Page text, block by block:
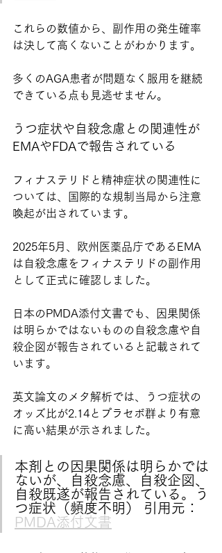
これらの数値から、副作用の発生確率
は決して高くないことがわかります。
多くのAGA患者が問題なく服用を継続
できている点も見逃せません。
うつ症状や自殺念慮との関連性が
EMAやFDAで報告されている
フィナステリドと精神症状の関連性に
ついては、国際的な規制当局から注意
喚起が出されています。
2025年5月、欧州医薬品庁であるEMA
は自殺念慮をフィナステリドの副作用
として正式に確認しました。
日本のPMDA添付文書でも、因果関係
は明らかではないものの自殺念慮や自
殺企図が報告されていると記載されて
います。
英文論文のメタ解析では、うつ症状の
オッズ比が2.14とプラセボ群より有意
に高い結果が示されました。
本剤との因果関係は明らかでは
ないが、自殺念慮、自殺企図、
自殺既遂が報告されている。う
つ症状（頻度不明） 引用元：
PMDA添付文書